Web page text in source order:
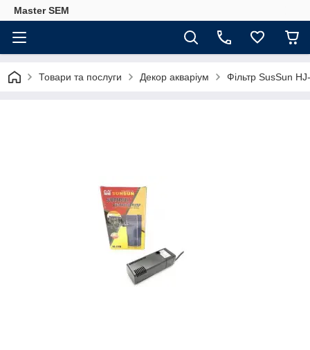
Master SEM
Товари та послуги Декор акваріум Фільтр SusSun